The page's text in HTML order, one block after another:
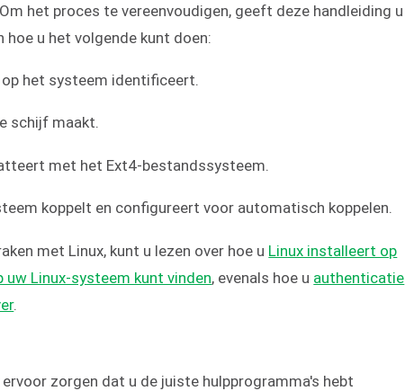
het proces te vereenvoudigen, geeft deze handleiding u
u het volgende kunt doen:
het systeem identificeert.
schijf maakt.
met het Ext4-bestandssysteem.
koppelt en configureert voor automatisch koppelen.
met Linux, kunt u lezen over hoe u Linux installeert op
uw Linux-systeem kunt vinden, evenals hoe u authenticatie
.
zorgen dat u de juiste hulpprogramma's hebt